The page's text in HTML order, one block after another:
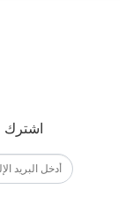
اشترك